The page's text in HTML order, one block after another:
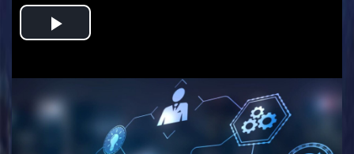
Play
Video